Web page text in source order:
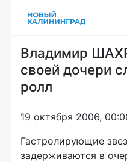
Владимир
своей дочери
ролл
19 октября 2006,
Гастролирующие
задерживаются в